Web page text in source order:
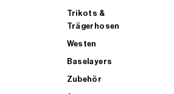
Trikots &
Trägerhosen
Westen
Baselayers
Zubehör